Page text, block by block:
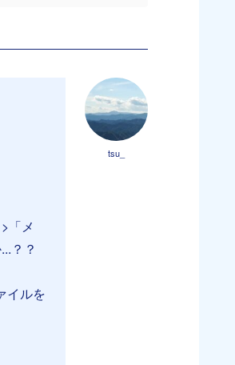
tsu_
「メ
？？
イルを